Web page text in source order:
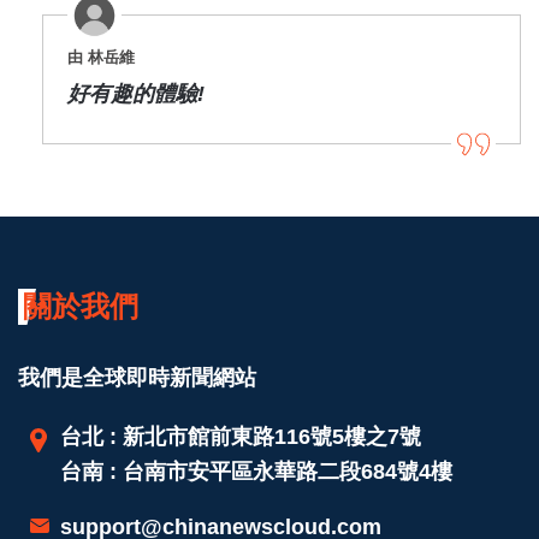
由 林岳維
好有趣的體驗!
關於我們
我們是全球即時新聞網站
台北 : 新北市館前東路116號5樓之7號
台南 : 台南市安平區永華路二段684號4樓
support@chinanewscloud.com